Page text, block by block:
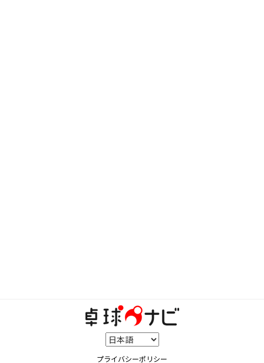
プライバシーポリシー